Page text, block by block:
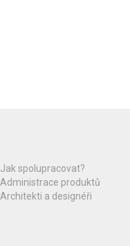
Jak spolupracovat?
Administrace produktů
Architekti a designéři